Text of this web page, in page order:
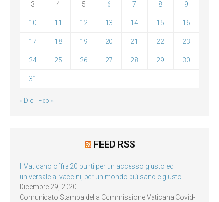
3 4 5 6 7 8 9
10 11 12 13 14 15 16
17 18 19 20 21 22 23
24 25 26 27 28 29 30
31
« Dic Feb »
FEED RSS
Il Vaticano offre 20 punti per un accesso giusto ed
universale ai vaccini, per un mondo più sano e giusto
Dicembre 29, 2020
Comunicato Stampa della Commissione Vaticana Covid-